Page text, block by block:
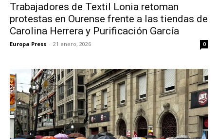
Trabajadores de Textil Lonia retoman
protestas en Ourense frente a las tiendas de
Carolina Herrera y Purificación García
Europa Press - 21 enero, 2026 0